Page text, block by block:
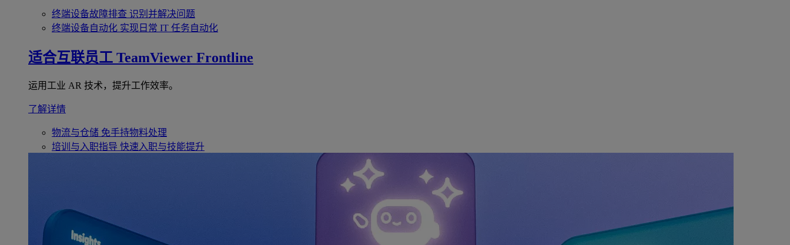
终端设备故障排查 识别并解决问题
终端设备自动化 实现日常 IT 任务自动化
适合互联员工 TeamViewer Frontline
运用工业 AR 技术，提升工作效率。
了解详情
物流与仓储 免手持物料处理
培训与入职指导 快速入职与技能提升